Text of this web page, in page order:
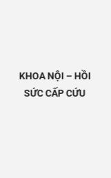
KHOA NỘI – HỒI
SỨC CẤP CỨU